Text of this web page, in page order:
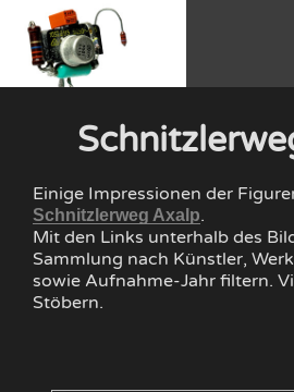
Einige Impressionen der
Schnitzlerweg Axalp.
Mit den Links unterhalb des
Sammlung nach Künstler,
sowie Aufnahme-Jahr filtern.
Stöbern.